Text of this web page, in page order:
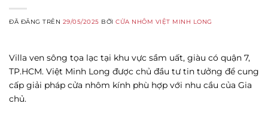
ĐÃ ĐĂNG TRÊN 29/05/2025 BỞICỬA NHÔM VIỆT MINH LONG
Villa ven sông tọa lạc tại khu vực sầm uất, giàu có quận 7,
TP.HCM. Việt Minh Long được chủ đầu tư tin tưởng để cung
cấp giải pháp cửa nhôm kính phù hợp với nhu cầu của Gia
chủ.